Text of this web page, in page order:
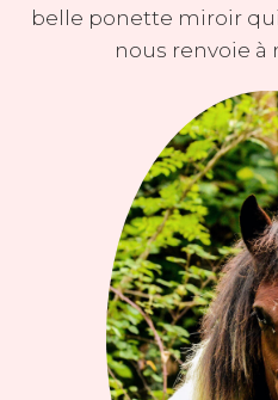
belle ponette miroir
nous renvoie à